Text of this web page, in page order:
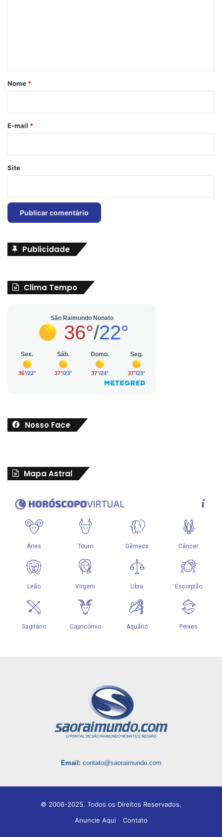
r
*
Nome *
E-mail *
Site
Publicidade
Clima Tempo
Nosso Face
Mapa Astral
Email: contato@saoraimundo.com
© 2006-2025. Todos os Direitos Reservados.
Anuncie Aqui
Contato